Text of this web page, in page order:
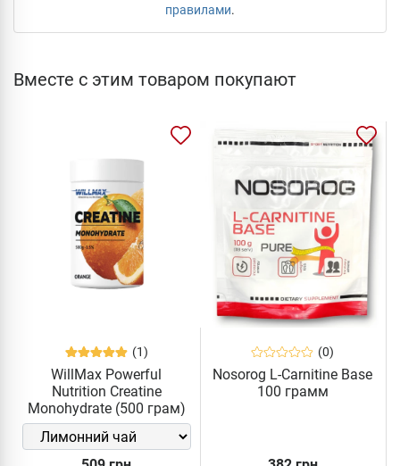
правилами.
Вместе с этим товаром покупают
(1)
WillMax Powerful
Nutrition Creatine
Monohydrate (500 грам)
(0)
Nosorog L-Carnitine Base
100 грамм